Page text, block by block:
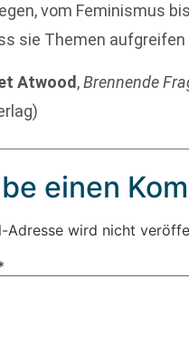
vom Feminismus
sie Themen
Atwood,Brennende
einen
Adresse wird nicht